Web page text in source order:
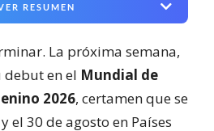
RESUMEN
La próxima semana,
debut en el Mundial de
2026, certamen que se
el 30 de agosto en Países